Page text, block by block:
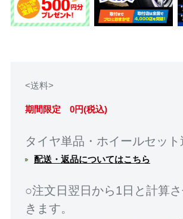
<送料>
期間限定 0円(税込)
タイヤ単品・ホイールセッ
配送・返品についてはこちら
○注文日翌日から1日と計算
きます。